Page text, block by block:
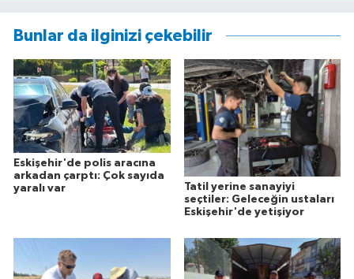
Bunlar da ilginizi çekebilir
Eskişehir'de polis aracına
arkadan çarptı: Çok sayıda
yaralı var
Tatil yerine sanayiyi
seçtiler: Geleceğin ustaları
Eskişehir'de yetişiyor